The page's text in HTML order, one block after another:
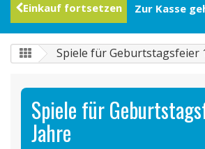
Einkauf fortsetzen Zur Kasse
Spiele für Geburtstagsfeier
Spiele für
Jahre